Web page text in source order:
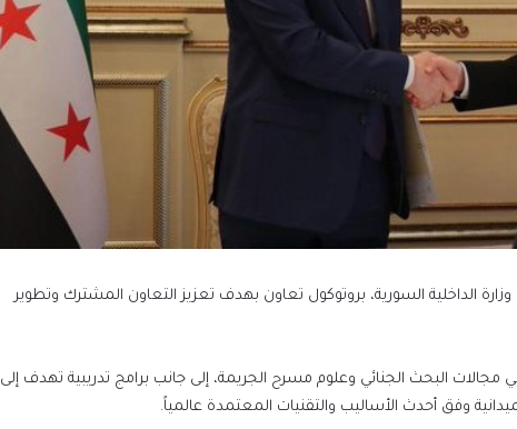
الداخلية السورية، بروتوكول تعاون بهدف تعزيز التعاون المشترك وتطوير
البحث الجنائي وعلوم مسرح الجريمة، إلى جانب برامج تدريبية تهدف إلى
وفق أحدث الأساليب والتقنيات المعتمدة عالمياً.